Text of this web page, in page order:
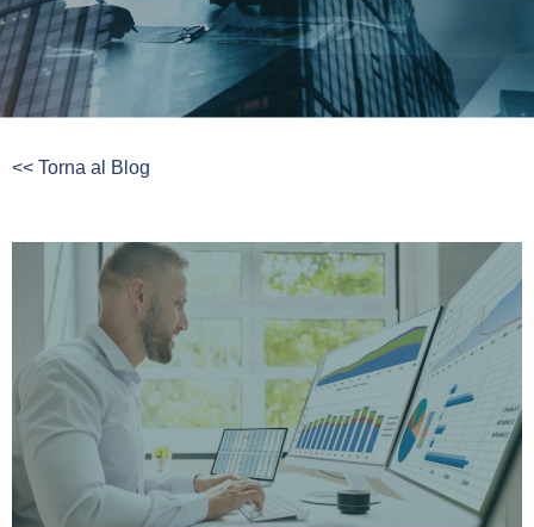
<< Torna al Blog